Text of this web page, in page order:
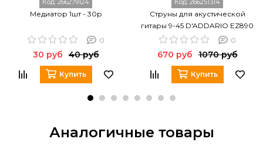
Медиатор 1шт - 30р
0
30 руб 40 руб
Купить
Струны для акустической
гитары 9-45 D'ADDARIO EZ890
0
670 руб 1070 руб
Купить
Аналогичные товары